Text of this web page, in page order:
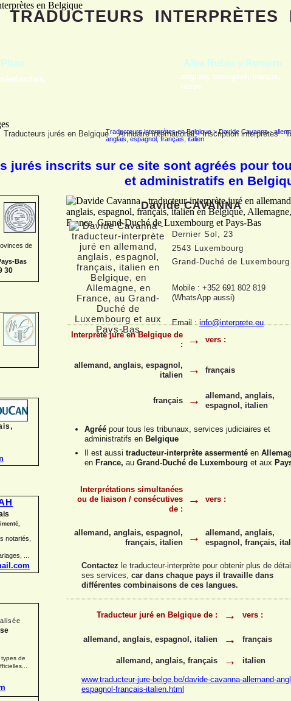
Traducteurs interprètes en Belgique>Davide Cavanna -
anglais, espagnol, français, italien
de
Bas
30
notariés,
...
de
Abdelmoumen Sahli
arabe standard, arabe maghrébin,
tous les dialectes arabes,
TRADUCTEURS INTERPRÈTES
Traducteurs jurés en Belgique Annuaire international Inscription interprètes
jurés inscrits sur ce site sont agréés pour
et administratifs en
Interprète juré en Belgique de
:
→ vers :
allemand, anglais, espagnol,
italien
→ français
français →
allemand, anglais,
espagnol, italien
Agréé pour tous les tribunaux, services judiciaires et
administratifs en Belgique
Il est aussi traducteur-interprète assermenté en
en France, au Grand-Duché de Luxembourg et aux
Interprétations simultanées
ou de liaison / consécutives
de :
→ vers :
allemand, anglais, espagnol,
français, italien
→
allemand, anglais,
espagnol, français,
Contactez le traducteur-interprète pour obtenir plus de
ses services, car dans chaque pays il travaille dans
différentes combinaisons de ces langues.
Traducteur juré en Belgique de : → vers :
allemand, anglais, espagnol, italien → français
allemand, anglais, français → italien
www.traducteur-jure-belge.be/davide-cavanna-allemand-
espagnol-francais-italien.html
Davide CAVANNA
Dernier Sol, 23
2543 Luxembourg
Grand- Duché de Luxembourg
Mobile : +352 691 802 819
(WhatsApp aussi)
Email :info@interprete.eu